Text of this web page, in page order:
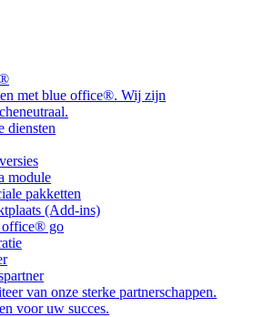
met blue office®. Wij zijn
diensten
module
pakketten
(Add-ins)
office® go
van onze sterke partnerschappen.
voor uw succes.